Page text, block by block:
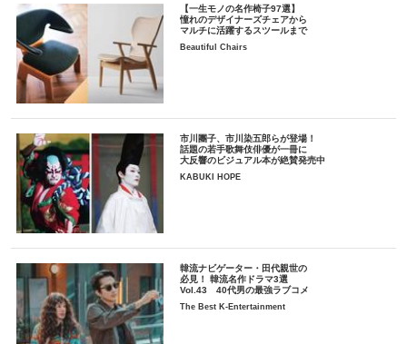
【一生モノの名作椅子97選】
憧れのデザイナーズチェアから
マルチに活躍するスツールまで
Beautiful Chairs
市川團子、市川染五郎らが登場！
話題の若手歌舞伎俳優が一冊に
大反響のビジュアル本が絶賛発売中
KABUKI HOPE
韓流ナビゲーター・田代親世の
必見！ 韓流名作ドラマ3選
Vol.43 40代男の最強ラブコメ
The Best K-Entertainment